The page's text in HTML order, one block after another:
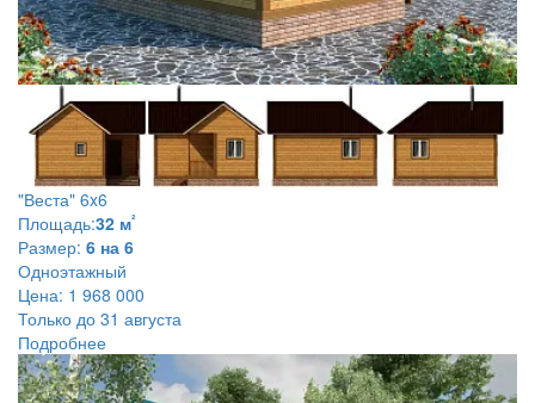
"Веста" 6x6
Площадь:32 м²
Размер: 6 на 6
Одноэтажный
Цена: 1 968 000
Только до 31 августа
Подробнее